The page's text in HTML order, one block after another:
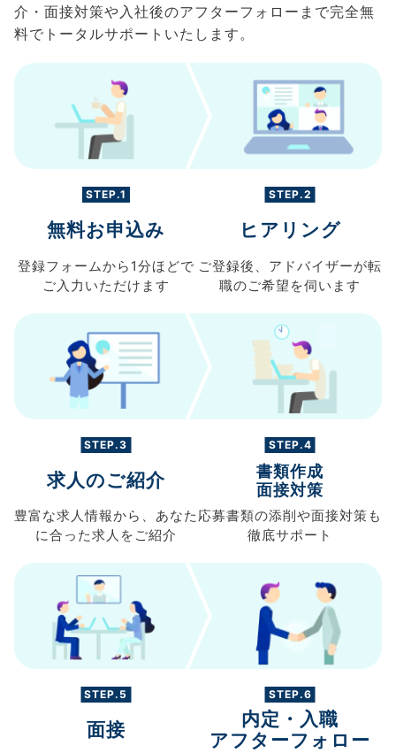
介・面接対策や入社後のアフターフォローまで完全無
料でトータルサポートいたします。
STEP.1
無料お申込み
登録フォームから 1分ほどで
ご入力 いただけます
STEP.2
ヒアリング
ご登録後、 アドバイザーが転
職のご希望を伺います
STEP.3
求人のご紹介
豊富な求人情報から、 あなた
に合った求人を ご紹介
STEP.4
書類作成
面接対策
応募書類の添削や面接対策も
徹底サポート
STEP.5
面接
STEP.6
内定・入職
アフターフォロー